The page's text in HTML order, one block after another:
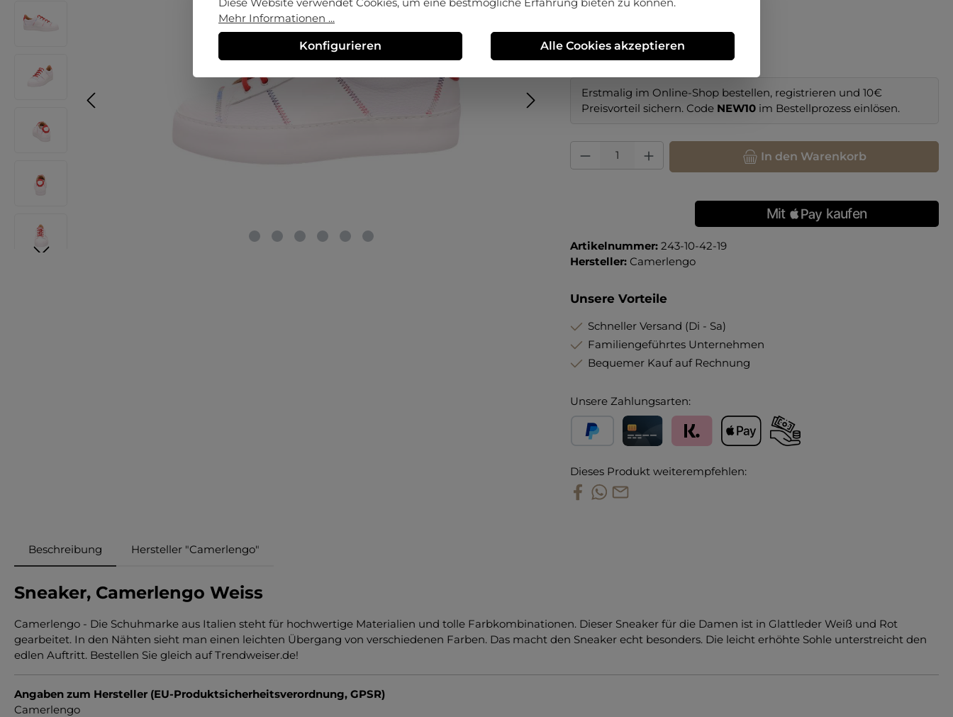
37 37½
Erstmalig im Online-Shop bestellen, registrieren und 10€
Preisvorteil sichern. Code NEW10 im Bestellprozess einlösen.
Produkt Anzahl: Gib den gewünschten Wert ein oder benutze die
In den Warenkorb
Artikelnummer: 243-10-42-19
Hersteller: Camerlengo
Unsere Vorteile
Schneller Versand (Di - Sa)
Familiengeführtes Unternehmen
Bequemer Kauf auf Rechnung
Unsere Zahlungsarten:
Dieses Produkt weiterempfehlen:
Beschreibung Hersteller "Camerlengo"
Sneaker, Camerlengo Weiss
Camerlengo - Die Schuhmarke aus Italien steht für hochwertige Materialien und tolle Farbkombinationen. Dieser Sneaker für die Damen ist in Glattleder Weiß und Rot
gearbeitet. In den Nähten sieht man einen leichten Übergang von verschiedenen Farben. Das macht den Sneaker echt besonders. Die leicht erhöhte Sohle unterstreicht den
edlen Auftritt. Bestellen Sie gleich auf Trendweiser.de!
Angaben zum Hersteller (EU-Produktsicherheitsverordnung, GPSR)
Camerlengo
Mehr Informationen ...
Konfigurieren Alle Cookies akzeptieren